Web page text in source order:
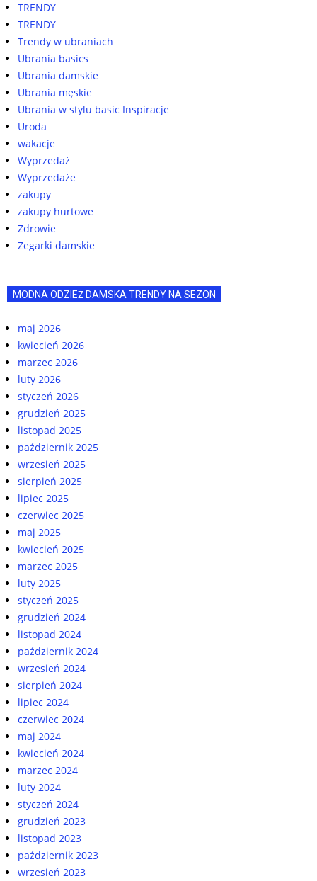
TRENDY
TRENDY
Trendy w ubraniach
Ubrania basics
Ubrania damskie
Ubrania męskie
Ubrania w stylu basic Inspiracje
Uroda
wakacje
Wyprzedaż
Wyprzedaże
zakupy
zakupy hurtowe
Zdrowie
Zegarki damskie
MODNA ODZIEŻ DAMSKA TRENDY NA SEZON
maj 2026
kwiecień 2026
marzec 2026
luty 2026
styczeń 2026
grudzień 2025
listopad 2025
październik 2025
wrzesień 2025
sierpień 2025
lipiec 2025
czerwiec 2025
maj 2025
kwiecień 2025
marzec 2025
luty 2025
styczeń 2025
grudzień 2024
listopad 2024
październik 2024
wrzesień 2024
sierpień 2024
lipiec 2024
czerwiec 2024
maj 2024
kwiecień 2024
marzec 2024
luty 2024
styczeń 2024
grudzień 2023
listopad 2023
październik 2023
wrzesień 2023